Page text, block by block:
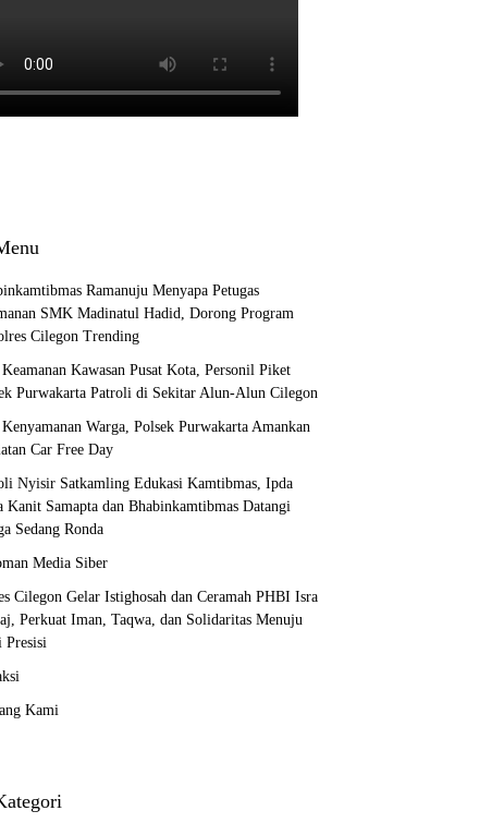
Ramanuju Menyapa Petugas
SMK Madinatul Hadid, Dorong Program
Cilegon Trending
Keamanan Kawasan Pusat Kota, Personil Piket
Purwakarta Patroli di Sekitar Alun-Alun Cilegon
Kenyamanan Warga, Polsek Purwakarta Amankan
Car Free Day
Nyisir Satkamling Edukasi Kamtibmas, Ipda
Kanit Samapta dan Bhabinkamtibmas Datangi
Sedang Ronda
Media Siber
Cilegon Gelar Istighosah dan Ceramah PHBI Isra
Perkuat Iman, Taqwa, dan Solidaritas Menuju
Presisi
Kami